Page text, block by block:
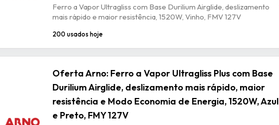
Ferro a Vapor Ultragliss com Base Durilium Airglide, deslizamento
mais rápido e maior resistência, 1520W, Vinho, FMV 127V
200 usados hoje
Oferta Arno: Ferro a Vapor Ultragliss Plus com Base
Durilium Airglide, deslizamento mais rápido, maior
resistência e Modo Economia de Energia, 1520W, Azul
e Preto, FMY 127V